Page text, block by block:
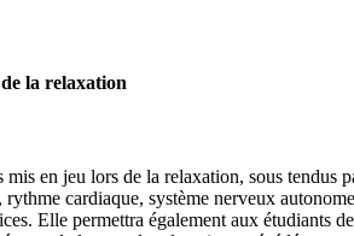
la relaxation
en jeu lors de la relaxation, sous tendus
cardiaque, système nerveux
Elle permettra également aux étudiants